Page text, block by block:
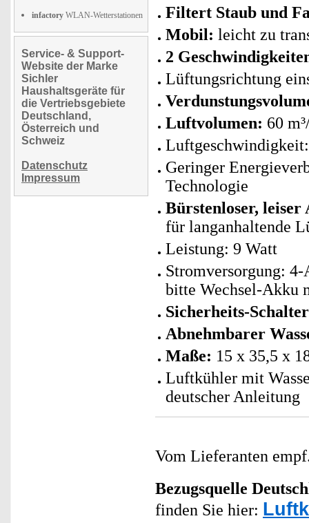
infactory WLAN-Wetterstationen
Service- & Support-
Website der Marke
Sichler
Haushaltsgeräte für
die Vertriebsgebiete
Deutschland,
Österreich und
Schweiz
Datenschutz
Impressum
Filtert Staub und
Mobil: leicht zu
2
Lüftungsrichtung
Luftvolumen: 60
Geringer
Technologie
Bürstenloser,
für langanhaltende
Leistung: 9 Watt
Stromversorgung:
bitte Wechsel-Akku
Sicherheits-
Abnehmbarer
Maße: 15 x 35,5 x
Luftkühler mit
deutscher Anleitung
Vom Lieferanten
Bezugsquelle
finden Sie hier: